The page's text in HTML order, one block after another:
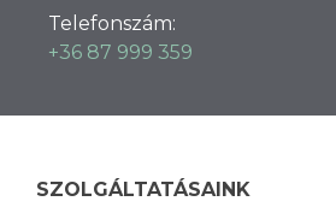
Telefonszám:
+36 87 999 359
SZOLGÁLTATÁSAINK